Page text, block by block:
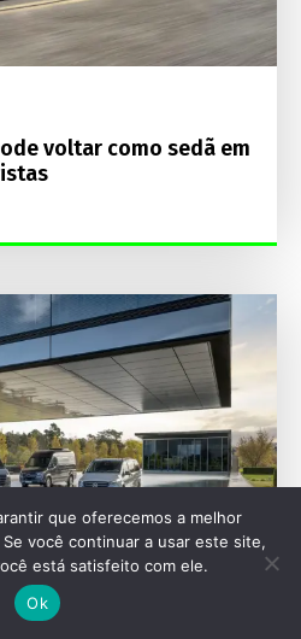
voltar como sedã em
que oferecemos a melhor
você continuar a usar este site,
está satisfeito com ele.
Ok